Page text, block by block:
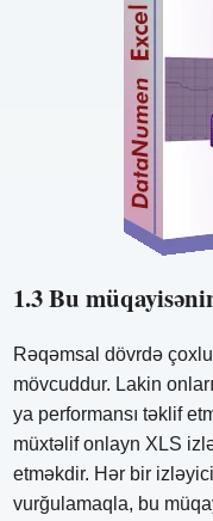
1.3 Bu
Rəqəmsal dövrdə
mövcuddur. Lakin
ya performansı təklif
müxtəlif onlayn XLS
etməkdir. Hər bir
vurğulamaqla, bu